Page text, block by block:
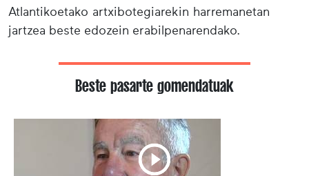
Atlantikoetako artxibotegiarekin harremanetan
jartzea beste edozein erabilpenarendako.
Beste pasarte gomendatuak